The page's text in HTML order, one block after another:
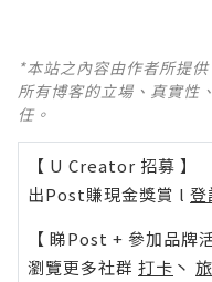
*本站之內容由作者所提
所有博客的立場、真實性
任。
【 U Creator 招募 】
出Post賺現金獎賞 l 登
【 睇Post + 參加品牌
瀏覽更多社群 打卡 丶